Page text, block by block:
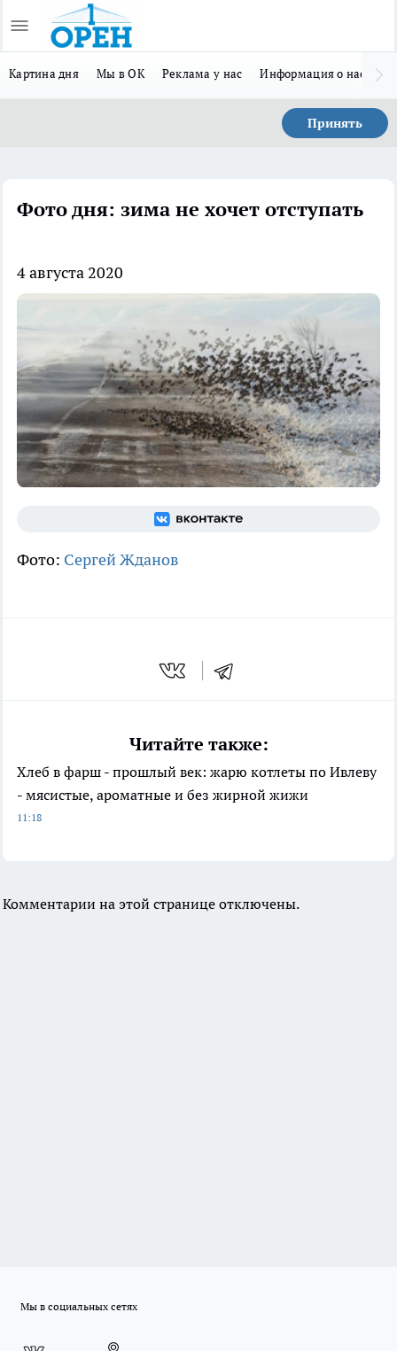
Картина дня Мы в ОК Реклама у нас Информация о нас
Принять
Фото дня: зима не хочет отступать
4 августа 2020
Фото: Сергей Жданов
Читайте также:
Хлеб в фарш - прошлый век: жарю котлеты по Ивлеву
- мясистые, ароматные и без жирной жижи
11:18
Комментарии на этой странице отключены.
Мы в социальных сетях